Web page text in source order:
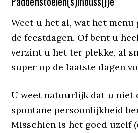
Weet u het al, wat het
de feestdagen. Of bent u
verzint u het ter plekke, al
super op de laatste dagen
U weet natuurlijk dat u niet
spontane persoonlijkheid
Misschien is het goed uzelf